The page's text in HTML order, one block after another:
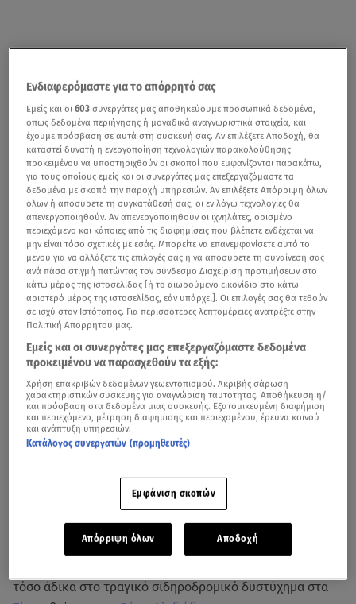
Ο ψυχίατρος Δημήτρης Σούρας μιλά στο έκτακτο δελτίο ενημέρωσης του
Star και τον Σπύρο Λάμπρου για την ασύλληπτη τραγωδία που βιώνουν οι
τόσο άδικα στο τραγικό σιδηροδρομικό δυστύχημα στα
Ενδιαφερόμαστε για το απόρρητό σας
Εμείς και οι603 συνεργάτες μας αποθηκεύουμε προσωπικά δεδομένα,
όπως δεδομένα περιήγησης ή μοναδικά αναγνωριστικά στοιχεία, και
έχουμε πρόσβαση σε αυτά στη συσκευή σας. Αν επιλέξετε Αποδοχή, θα
καταστεί δυνατή η ενεργοποίηση τεχνολογιών παρακολούθησης
προκειμένου να υποστηριχθούν οι σκοποί που εμφανίζονται παρακάτω,
για τους οποίους εμείς και οι συνεργάτες μας επεξεργαζόμαστε τα
δεδομένα με σκοπό την παροχή υπηρεσιών. Αν επιλέξετε Απόρριψη όλων
όλων ή αποσύρετε τη συγκατάθεσή σας, οι εν λόγω τεχνολογίες θα
απενεργοποιηθούν. Αν απενεργοποιηθούν οι ιχνηλάτες, ορισμένο
περιεχόμενο και κάποιες από τις διαφημίσεις που βλέπετε ενδέχεται να
μην είναι τόσο σχετικές με εσάς. Μπορείτε να επανεμφανίσετε αυτό το
μενού για να αλλάξετε τις επιλογές σας ή να αποσύρετε τη συναίνεσή σας
ανά πάσα στιγμή πατώντας τον σύνδεσμο Διαχείριση προτιμήσεων στο
κάτω μέρος της ιστοσελίδας [ή το αιωρούμενο εικονίδιο στο κάτω
αριστερό μέρος της ιστοσελίδας, εάν υπάρχει]. Οι επιλογές σας θα τεθούν
σε ισχύ στον Ιστότοπος. Για περισσότερες λεπτομέρειες ανατρέξτε στην
Πολιτική Απορρήτου μας.
Εμείς και οι συνεργάτες μας επεξεργαζόμαστε δεδομένα
προκειμένου να παρασχεθούν τα εξής:
Χρήση επακριβών δεδομένων γεωεντοπισμού. Ακριβής σάρωση
χαρακτηριστικών συσκευής για αναγνώριση ταυτότητας. Αποθήκευση ή/
και πρόσβαση στα δεδομένα μιας συσκευής. Εξατομικευμένη διαφήμιση
και περιεχόμενο, μέτρηση διαφήμισης και περιεχομένου, έρευνα κοινού
και ανάπτυξη υπηρεσιών.
Κατάλογος συνεργατών (προμηθευτές)
Εμφάνιση σκοπών
Απόρριψη όλων Αποδοχή